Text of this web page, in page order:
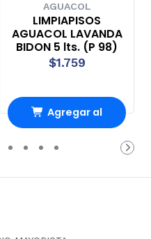
AGUACOL
LIMPIAPISOS
AGUACOL LAVANDA
BIDON 5 lts. (P 98)
$1.759
Agregar al
Carro